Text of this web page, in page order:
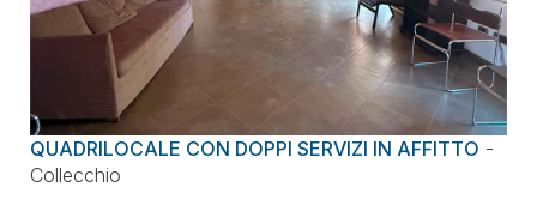
QUADRILOCALE CON DOPPI SERVIZI IN AFFITTO -
Collecchio